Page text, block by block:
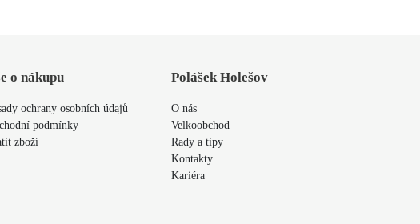
o nákupu
ochrany osobních údajů
podmínky
zboží
Polášek Holešov
O nás
Velkoobchod
Rady a tipy
Kontakty
Kariéra